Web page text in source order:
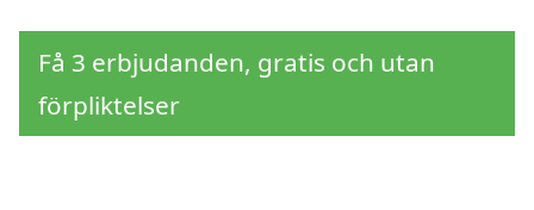
Få 3 erbjudanden, gratis och utan
förpliktelser